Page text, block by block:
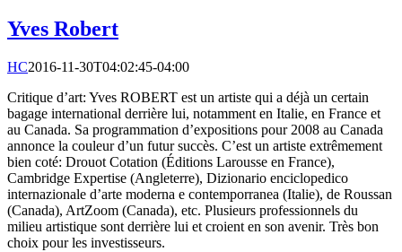
Yves Robert
HC2016-11-30T04:02:45-04:00
Critique d’art: Yves ROBERT est un artiste qui a déjà un certain
bagage international derrière lui, notamment en Italie, en France et
au Canada. Sa programmation d’expositions pour 2008 au Canada
annonce la couleur d’un futur succès. C’est un artiste extrêmement
bien coté: Drouot Cotation (Éditions Larousse en France),
Cambridge Expertise (Angleterre), Dizionario enciclopedico
internazionale d’arte moderna e contemporranea (Italie), de Roussan
(Canada), ArtZoom (Canada), etc. Plusieurs professionnels du
milieu artistique sont derrière lui et croient en son avenir. Très bon
choix pour les investisseurs.